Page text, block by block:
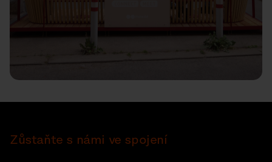
Zůstaňte s námi ve spojení